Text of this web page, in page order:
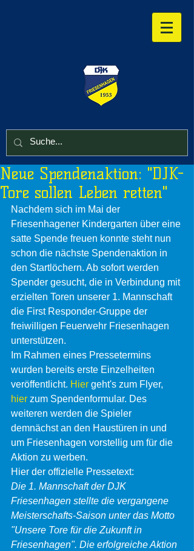
Neue Spendenaktion: "DJK-
Tore sollen Leben retten"
Nachdem sich im Mai der
Friesenhagener Kindergarten über eine
satte Spende freuen konnte steht nun
schon die nächste Spendenaktion in
den Startlöchern. Ab sofort werden
Spender gesucht, die in Verbindung mit
erzielten Toren unserer 1. Mannschaft
die First Responder-Gruppe der
freiwilligen Feuerwehr Friesenhagen
unterstützen.
Im Rahmen eines Pressetermins
wurden bereits erste Einzelheiten
veröffentlicht. Hier geht's zum Flyer,
hier zum Spendenformular. Des
weiteren werden die Spieler
demnächst an den Haustüren in und
um Friesenhagen vorstellig um für die
Aktion zu werben.
Hier der offizielle Pressetext:
Die 1. Mannschaft der DJK
Friesenhagen stellte die vergangene
Meisterschafts-Saison unter das Motto
"Unsere Tore für die Zukunft in
Friesenhagen". Die erfolgreiche Aktion